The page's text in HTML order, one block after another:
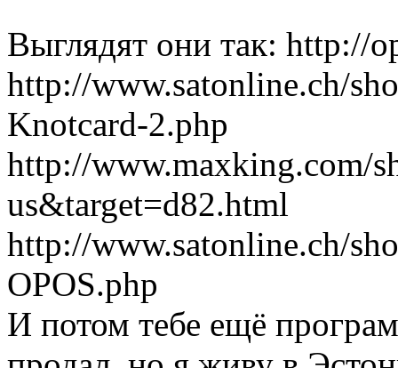
Выглядят они так: http://
http://www.satonline.ch/
Knotcard-2.php
http://www.maxking.com/
us&target=d82.html
http://www.satonline.ch/
OPOS.php
И потом тебе ещё